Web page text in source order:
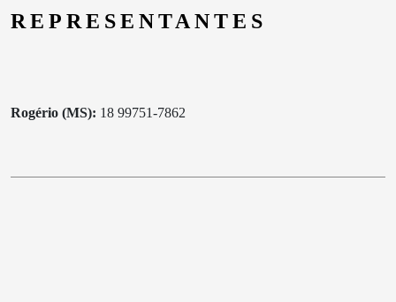
REPRESENTANTES
Rogério (MS): 18 99751-7862